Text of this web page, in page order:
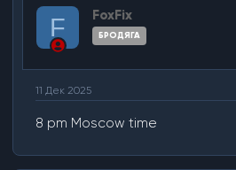
F FoxFix
БРОДЯГА
11 Дек 2025
8 pm Moscow time